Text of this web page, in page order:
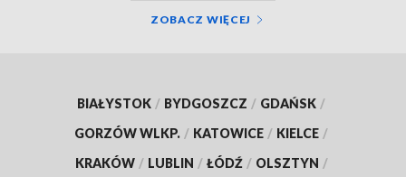
ZOBACZ WIĘCEJ
BIAŁYSTOK / BYDGOSZCZ / GDAŃSK /
GORZÓW WLKP. / KATOWICE / KIELCE /
KRAKÓW / LUBLIN / ŁÓDŹ / OLSZTYN /